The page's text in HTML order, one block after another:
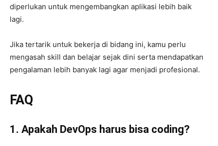
diperlukan untuk mengembangkan aplikasi lebih baik
lagi.
Jika tertarik untuk bekerja di bidang ini, kamu perlu
mengasah skill dan belajar sejak dini serta mendapatkan
pengalaman lebih banyak lagi agar menjadi profesional.
FAQ
1. Apakah DevOps harus bisa coding?